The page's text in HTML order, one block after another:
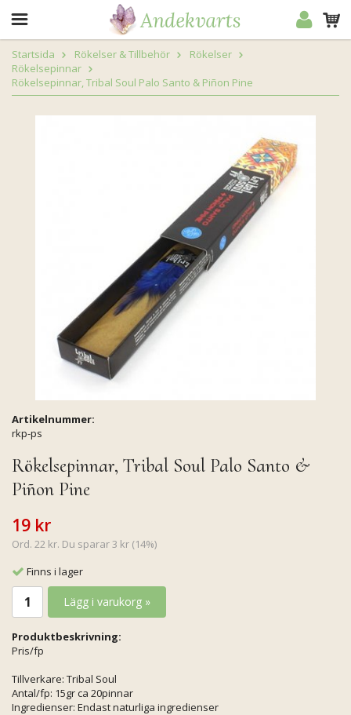
Startsida Rökelser & Tillbehör
Rökelser
Rökelsepinnar
Rökelsepinnar, Tribal Soul Palo Santo & Piñon Pine
Artikelnummer:
rkp-ps
Rökelsepinnar, Tribal Soul Palo Santo &
Piñon Pine
19 kr
Ord. 22 kr. Du sparar 3 kr (14%)
Finns i lager
Lägg i varukorg »
Produktbeskrivning:
Pris/fp
Tillverkare: Tribal Soul
Antal/fp: 15gr ca 20pinnar
Ingredienser: Endast naturliga ingredienser